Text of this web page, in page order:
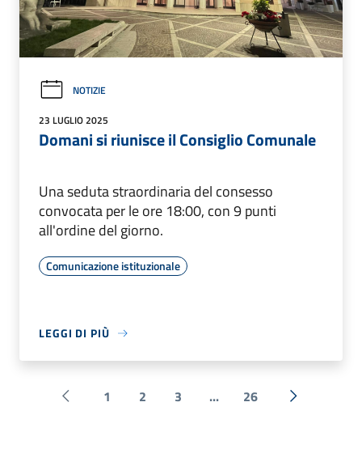
NOTIZIE
23 LUGLIO 2025
Domani si riunisce il Consiglio Comunale
Una seduta straordinaria del consesso
convocata per le ore 18:00, con 9 punti
all'ordine del giorno.
Comunicazione istituzionale
LEGGI DI PIÙ
Pagina precedente
1 2 3 ... 26 Successiva